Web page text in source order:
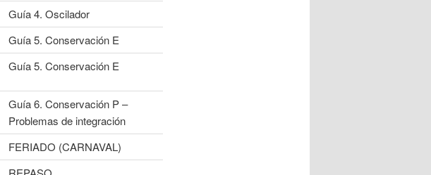
Guía 4. Oscilador
Guía 5. Conservación E
Guía 5. Conservación E
Guía 6. Conservación P –
Problemas de integración
FERIADO (CARNAVAL)